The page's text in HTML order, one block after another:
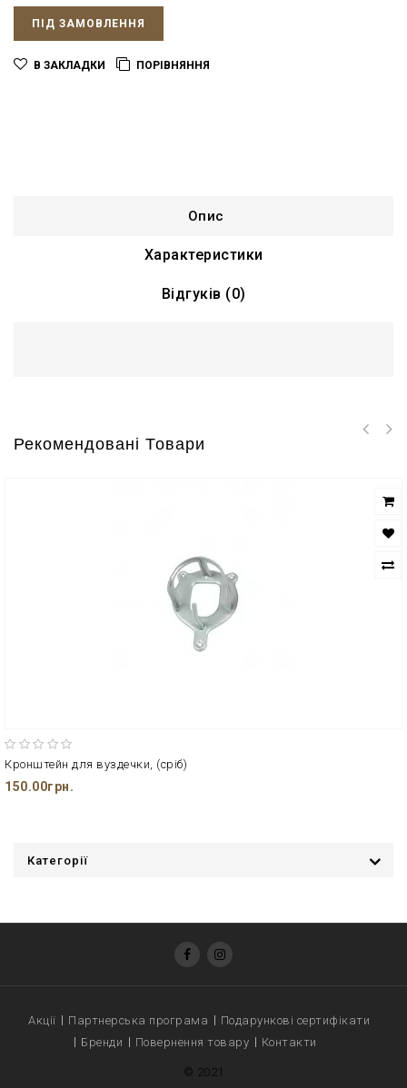
ПІД ЗАМОВЛЕННЯ
В ЗАКЛАДКИ ПОРІВНЯННЯ
Опис
Характеристики
Відгуків (0)
Рекомендовані Товари
Кронштейн для вуздечки, (сріб)
150.00грн.
Категорії
Акції Партнерська програма
Подарункові сертифікати
Бренди
Повернення товару Контакти
© 2021